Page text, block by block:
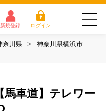
新規登録 ログイン
奈川県
神奈川県横浜市
車道】テレワー